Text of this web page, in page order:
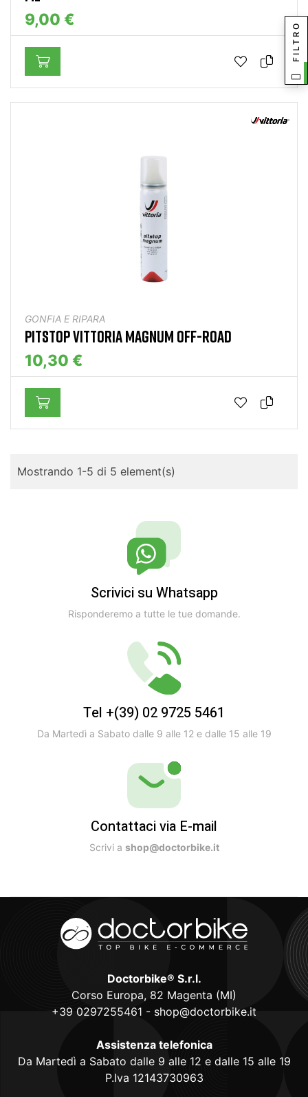
9,00 €
GONFIA E RIPARA
PITSTOP VITTORIA MAGNUM OFF-ROAD
10,30 €
Mostrando 1-5 di 5 element(s)
Scrivici su Whatsapp
Risponderemo a tutte le tue domande.
Tel +(39) 02 9725 5461
Da Martedì a Sabato dalle 9 alle 12 e dalle 15 alle 19
Contattaci via E-mail
Scrivi a shop@doctorbike.it
Doctorbike® S.r.l.
Corso Europa, 82 Magenta (MI)
+39 0297255461 - shop@doctorbike.it
Assistenza telefonica
Da Martedì a Sabato dalle 9 alle 12 e dalle 15 alle 19
P.Iva 12143730963
FILTRO